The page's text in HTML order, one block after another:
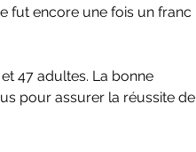
fut encore une fois un franc
47 adultes. La bonne
pour assurer la réussite de